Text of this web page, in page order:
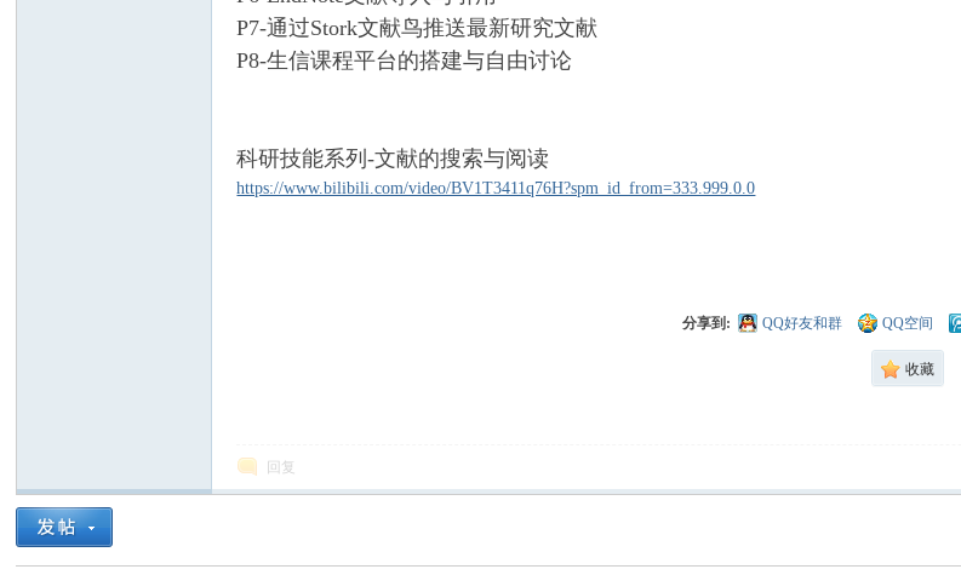
擎
P7-通过Stork文献鸟推送最新研究文献
P8-生信课程平台的搭建与自由讨论
科研技能系列-文献的搜索与阅读
https://www.bilibili.com/video/BV1T3411q76H?spm_id_from=333.999.0.0
分享到: QQ好友和群 QQ空间
收藏
回复